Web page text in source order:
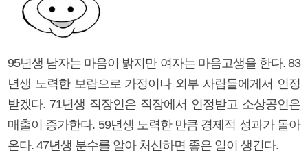
95년생 남자는 마음이 밝지만 여자는 마음고생을 한다. 83
년생 노력한 보람으로 가정이나 외부 사람들에게서 인정
받겠다. 71년생 직장인은 직장에서 인정받고 소상공인은
매출이 증가한다. 59년생 노력한 만큼 경제적 성과가 돌아
온다. 47년생 분수를 알아 처신하면 좋은 일이 생긴다.